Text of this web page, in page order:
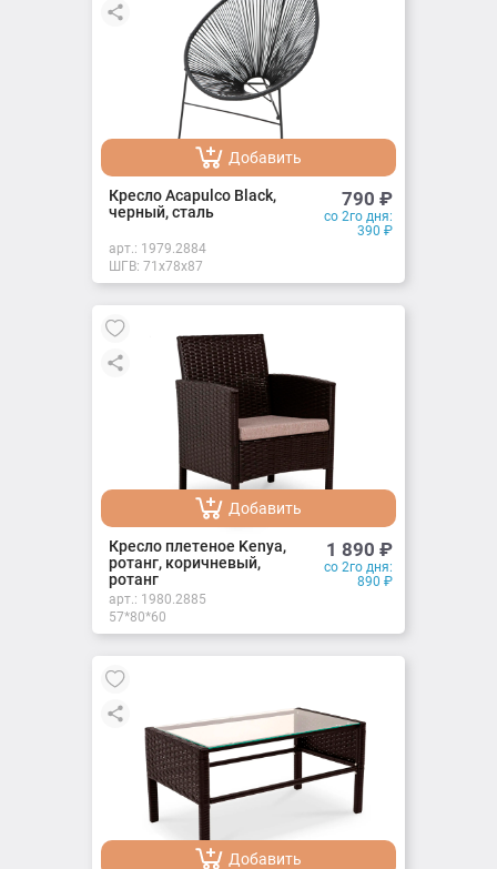
Добавить
Добавлено
Кресло Acapulco Black,
черный, сталь
790 ₽
со 2го дня:
390 ₽
арт.: 1979.2884
ШГВ: 71х78х87
Добавить
Добавлено
Кресло плетеное Kenya,
ротанг, коричневый,
ротанг
1 890 ₽
со 2го дня:
890 ₽
арт.: 1980.2885
57*80*60
Добавить